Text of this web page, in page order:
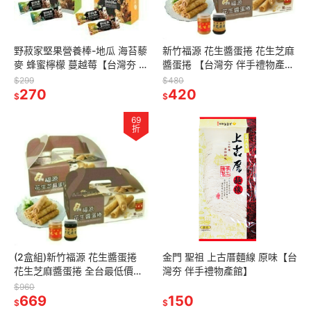
野菽家堅果營養棒-地瓜 海苔藜
麥 蜂蜜檸檬 蔓越莓【台灣夯 伴
手禮物產館】
$299
$270
新竹福源 花生醬蛋捲 花生芝麻
醬蛋捲 【台灣夯 伴手禮物產
館】
$480
$420
69
折
(2盒組)新竹福源 花生醬蛋捲
花生芝麻醬蛋捲 全台最低價
【台灣夯 伴手禮物產館】
$960
$669
金門 聖祖 上古厝麵線 原味【台
灣夯 伴手禮物產館】
$150